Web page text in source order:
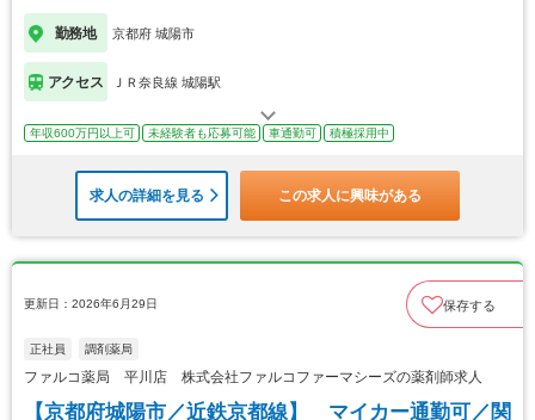
勤務地 京都府 城陽市
アクセス ＪＲ奈良線 城陽駅
年収600万円以上可 未経験者も応募可能 車通勤可 積極採用中
求人の詳細を見る この求人に興味がある
更新日：2026年6月29日 保存する
正社員 調剤薬局
ファルコ薬局 平川店 株式会社ファルコファーマシーズの薬剤師求人
【京都府城陽市／近鉄京都線】 マイカー通勤可／関